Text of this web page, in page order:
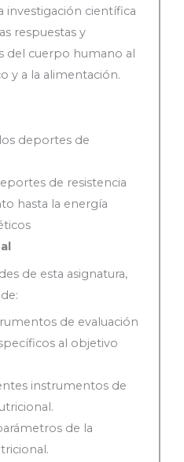
investigación científica
respuestas y
del cuerpo humano al
y a la alimentación.
deportes de
de resistencia
hasta la energía
de esta asignatura,
de evaluación
al objetivo
instrumentos de
de la